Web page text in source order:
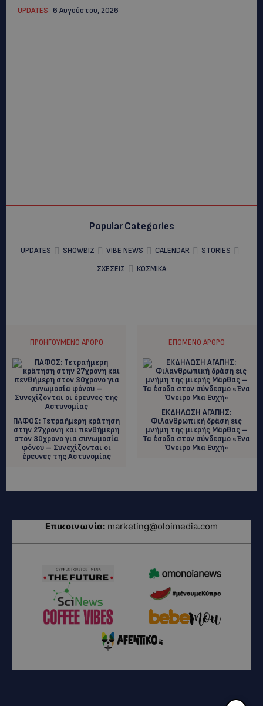
UPDATES 6 Αυγούστου, 2026
Popular Categories
UPDATES SHOWBIZ VIBE NEWS CALENDAR
STORIES
ΣΧΕΣΕΙΣ
ΚΟΣΜΙΚΑ
ΠΡΟΗΓΟΎΜΕΝΟ ΆΡΘΡΟ
ΠΑΦΟΣ: Τετραήμερη κράτηση
στην 27χρονη και πενθήμερη
στον 30χρονο για συνωμοσία
φόνου – Συνεχίζονται οι
έρευνες της Αστυνομίας
ΕΠΌΜΕΝΟ ΆΡΘΡΟ
ΕΚΔΗΛΩΣΗ ΑΓΑΠΗΣ:
Φιλανθρωπική δράση εις
μνήμη της μικρής Μάρθας –
Τα έσοδα στον σύνδεσμο «Ένα
Όνειρο Μια Ευχή»
Επικοινωνία: marketing@oloimedia.com